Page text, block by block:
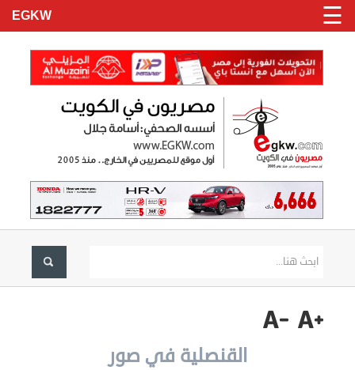
الرئيسية
تسجيل
دخول
الاخبار
نحن
EGKW ☰
القنصلية في صور